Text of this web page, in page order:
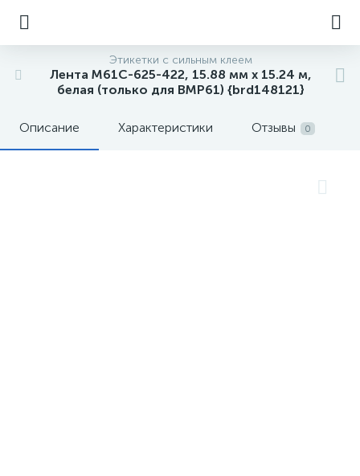
Этикетки с сильным клеем
Лента M61C-625-422, 15.88 мм х 15.24 м,
белая (только для BMP61) {brd148121}
Описание Характеристики Отзывы 0